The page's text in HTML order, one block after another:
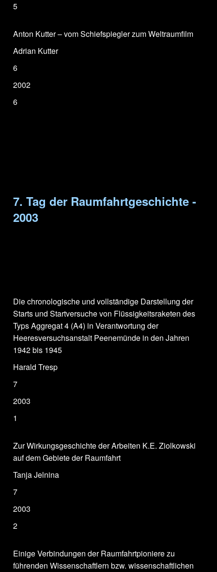
5
Anton Kutter – vom Schiefspiegler zum Weltraumfilm
Adrian Kutter
6
2002
6
7. Tag der Raumfahrtgeschichte -
2003
Die chronologische und vollständige Darstellung der
Starts und Startversuche von Flüssigkeitsraketen des
Typs Aggregat 4 (A4) in Verantwortung der
Heeresversuchsanstalt Peenemünde in den Jahren
1942 bis 1945
Harald Tresp
7
2003
1
Zur Wirkungsgeschichte der Arbeiten K.E. Ziolkowski
auf dem Gebiete der Raumfahrt
Tanja Jelnina
7
2003
2
Einige Verbindungen der Raumfahrtpioniere zu
führenden Wissenschaftlern bzw. wissenschaftlichen